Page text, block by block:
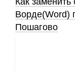
Ворде(Word)
Пошагово